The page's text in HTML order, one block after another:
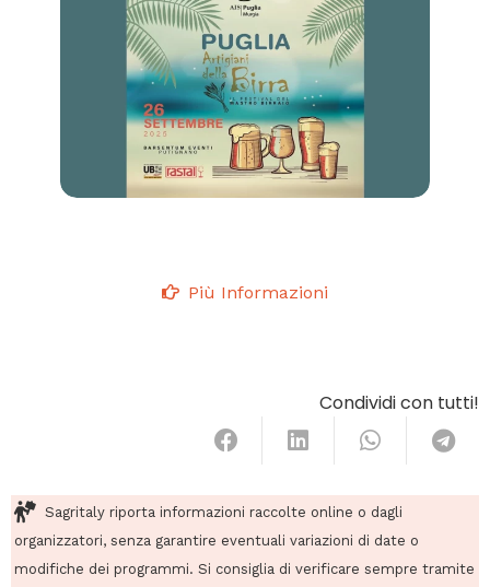
Più Informazioni
Condividi con tutti!
Sagritaly riporta informazioni raccolte online o dagli
organizzatori, senza garantire eventuali variazioni di date o
modifiche dei programmi. Si consiglia di verificare sempre tramite